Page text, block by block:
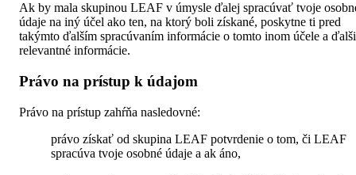
Ak by mala skupinou LEAF v úmysle ďalej spracúvať tvoje
údaje na iný účel ako ten, na ktorý boli získané, poskytne ti pred
takýmto ďalším spracúvaním informácie o tomto inom účele a
relevantné informácie.
Právo na prístup k údajom
Právo na prístup zahŕňa nasledovné:
právo získať od skupina LEAF potvrdenie o tom, či LEAF
spracúva tvoje osobné údaje a ak áno,